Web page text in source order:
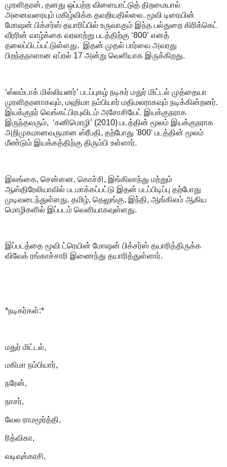
முரளிதரன், தனது ஒப்பற்ற விளையாட்டுத் திறமையால்
அனைவரையும் மகிழ்விக்க தவறியதில்லை. மூவி டிரையின்
மோஷன் பிக்சர்ஸ் தயாரிப்பில் உருவாகும் இந்த பல்துறை கிரிக்கெட்
வீரரின் வாழ்க்கை வரலாற்று படத்திற்கு ‘800’ எனத்
தலைப்பிடப்பட்டுள்ளது. இதன் முதல் பார்வை அவரது
பிறந்தநாளான ஏப்ரல் 17 அன்று வெளியாக இருக்கிறது.
‘ஸ்லம்டாக் மில்லியனர்’ படப்புகழ் நடிகர் மதுர் மிட்டல் முத்தையா
முரளிதரனாகவும், மஹிமா நம்பியார் மதிமலராகவும் நடிக்கின்றனர்.
இயக்குநர் வெங்கட்பிரபுவிடம் அசோசியேட் இயக்குநராக
இருந்தவரும், ‘கனிமொழி’ (2010) படத்தின் மூலம் இயக்குநராக
அறிமுகமானவருமான ஸ்ரீபதி, தற்போது '800' படத்தின் மூலம்
மீண்டும் இயக்கத்திற்கு திரும்பி உள்ளார்.
இலங்கை, சென்னை, கொச்சி, இங்கிலாந்து மற்றும்
ஆஸ்திரேலியாவில் படமாக்கப்பட்டு இதன் படப்பிடிப்பு தற்போது
முடிவடைந்துள்ளது. தமிழ், தெலுங்கு, இந்தி, ஆங்கிலம் ஆகிய
மொழிகளில் இப்படம் வெளியாகவுள்ளது.
இப்படத்தை மூவி ட்ரெயின் மோஷன் பிக்சர்ஸ் தயாரித்திருக்க
விவேக் ரங்காச்சாரி இணைந்து தயாரித்துள்ளார்.
*நடிகர்கள்:*
மதுர் மிட்டல்,
மகிமா நம்பியார்,
நரேன்,
நாசர்,
வேல ராமமூர்த்தி,
ரித்விகா,
வடிவுக்கரசி,